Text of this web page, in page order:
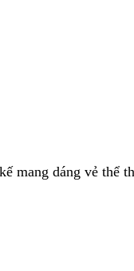
mang dáng vẻ thể